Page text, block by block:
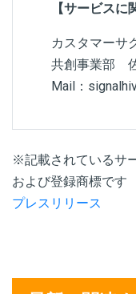
【サービスに
カスタマーサ
共創事業部
Mail：
※記載されているサ
および登録商標です
プレスリリース